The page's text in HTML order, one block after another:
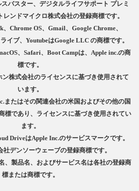
バスター、デジタルライフサポート プレミ
ンドマイクロ株式会社の登録商標です。
Chrome OS、Gmail、Google Chrome、
イブ、YoutubeはGoogle LLC の商標です。
、Safari、Boot Campは、Apple inc.の商
標です。
ン株式会社のライセンスに基づき使用されて
います。
またはその関連会社の米国およびその他の国
標であり、ライセンスに基づき使用されてい
ます。
DriveはApple Inc.のサービスマークです。
社デンソーウェーブの登録商標です。
、製品名、およびサービス名は各社の登録商
標または商標です。